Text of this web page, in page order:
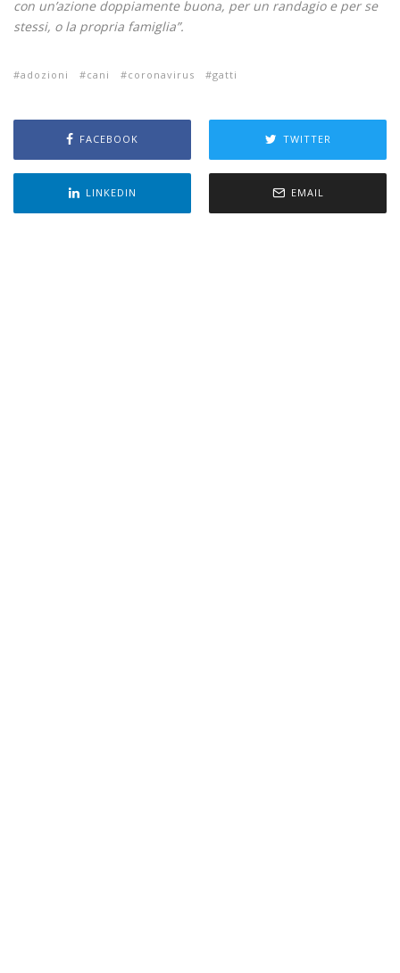
con un’azione doppiamente buona, per un randagio e per se
stessi, o la propria famiglia”.
adozioni cani coronavirus gatti
FACEBOOK TWITTER
LINKEDIN EMAIL